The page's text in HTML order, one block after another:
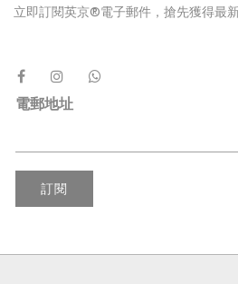
立即訂閱英京®電子郵件，搶先獲得最
電郵地址
訂閱